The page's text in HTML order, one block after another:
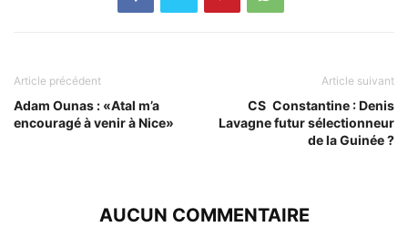
Article précédent
Adam Ounas : «Atal m’a
encouragé à venir à Nice»
Article suivant
CS Constantine : Denis
Lavagne futur sélectionneur
de la Guinée ?
AUCUN COMMENTAIRE